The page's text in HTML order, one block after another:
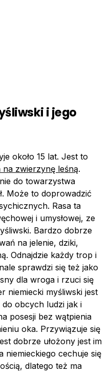
i jego
około 15 lat. Jest to
zwierzynę leśną.
do towarzystwa
Może to doprowadzić
Rasa ta
i umysłowej, ze
Bardzo dobrze
na jelenie, dziki,
Odnajdzie każdy trop i
sprawdzi się też jako
dla wroga i rzuci się
niemiecki myśliwski jest
obcych ludzi jak i
posesji bez wątpienia
oka. Przywiązuje się
dobrze ułożony jest im
niemieckiego cechuje się
dlatego też ma